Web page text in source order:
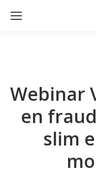
Webinar
en
slim